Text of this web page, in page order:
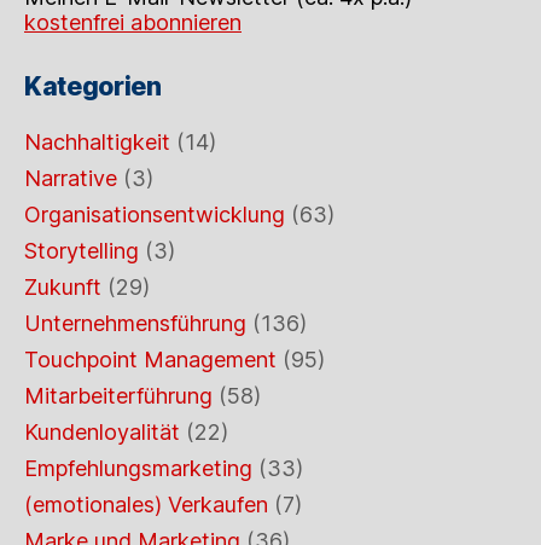
kostenfrei abonnieren
Kategorien
Nachhaltigkeit (14)
Narrative (3)
Organisationsentwicklung (63)
Storytelling (3)
Zukunft (29)
Unternehmensführung (136)
Touchpoint Management (95)
Mitarbeiterführung (58)
Kundenloyalität (22)
Empfehlungsmarketing (33)
(emotionales) Verkaufen (7)